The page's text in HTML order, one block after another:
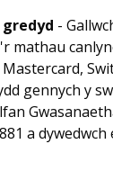
gredyd -
mathau
gennych y
a